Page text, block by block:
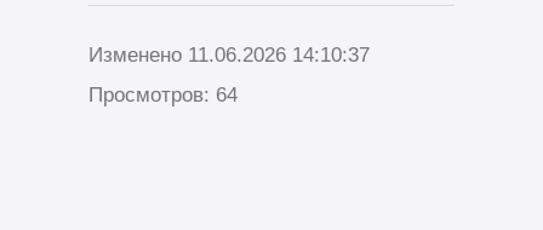
Изменено 11.06.2026 14:10:37
Просмотров: 64